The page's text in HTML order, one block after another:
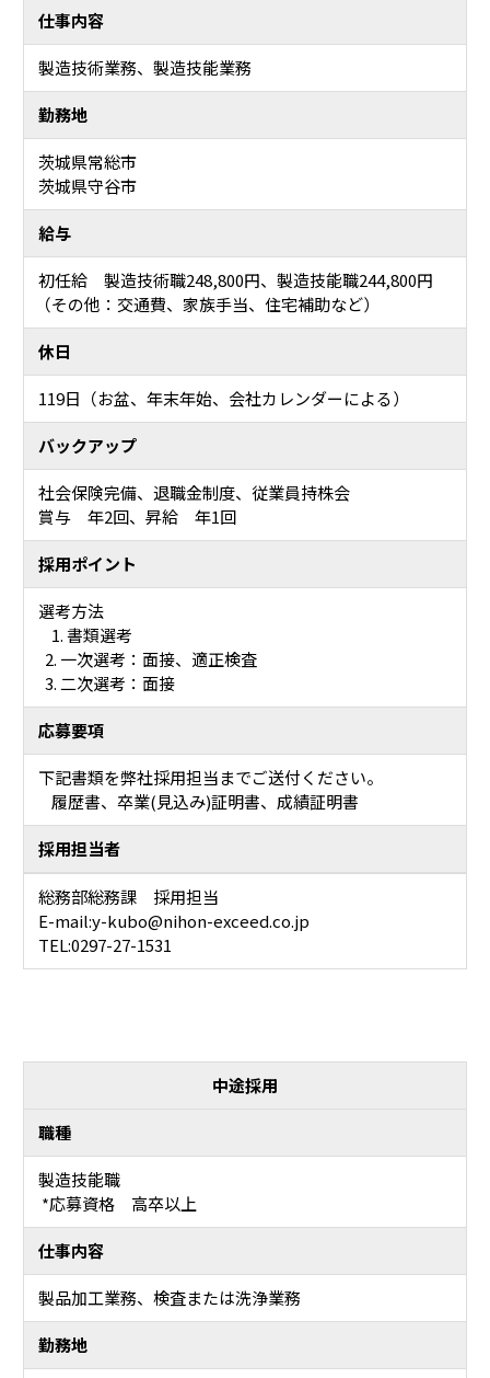
仕事内容
製造技術業務、製造技能業務
勤務地
茨城県常総市
茨城県守谷市
給与
初任給 製造技術職248,800円、製造技能職244,800円
（その他：交通費、家族手当、住宅補助など）
休日
119日（お盆、年末年始、会社カレンダーによる）
バックアップ
社会保険完備、退職金制度、従業員持株会
賞与 年2回、昇給 年1回
採用ポイント
選考方法
1. 書類選考
2. 一次選考：面接、適正検査
3. 二次選考：面接
応募要項
下記書類を弊社採用担当までご送付ください。
履歴書、卒業(見込み)証明書、成績証明書
採用担当者
総務部総務課 採用担当
E-mail:y-kubo@nihon-exceed.co.jp
TEL:0297-27-1531
中途採用
職種
製造技能職
*応募資格 高卒以上
仕事内容
製品加工業務、検査または洗浄業務
勤務地